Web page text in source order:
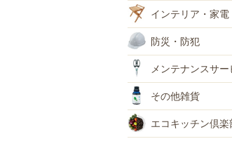
インテリア・家電
防災・防犯
メンテナンスサー
その他雑貨
エコキッチン倶楽
+
-